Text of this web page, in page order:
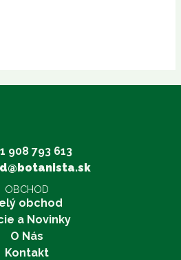
908 793 613
OBCHOD
obchod
a Novinky
O Nás
Kontakt